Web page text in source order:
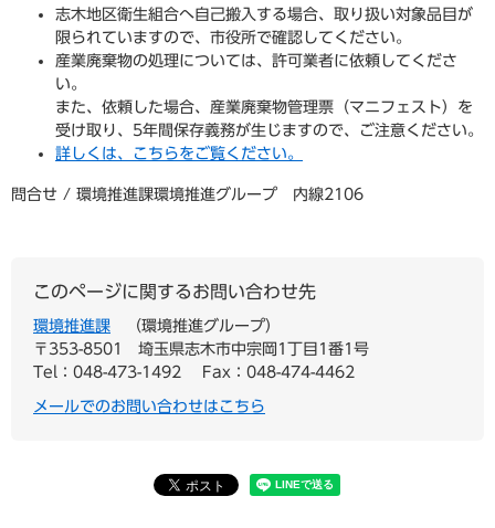
志木地区衛生組合へ自己搬入する場合、取り扱い対象品目が
限られていますので、市役所で確認してください。
産業廃棄物の処理については、許可業者に依頼してくださ
い。
また、依頼した場合、産業廃棄物管理票（マニフェスト）を
受け取り、5年間保存義務が生じますので、ご注意ください。
詳しくは、こちらをご覧ください。
問合せ / 環境推進課環境推進グループ 内線2106
このページに関するお問い合わせ先
環境推進課
環境推進グループ
〒353-8501
埼玉県志木市中宗岡1丁目1番1号
Tel：048-473-1492
Fax：048-474-4462
メールでのお問い合わせはこちら